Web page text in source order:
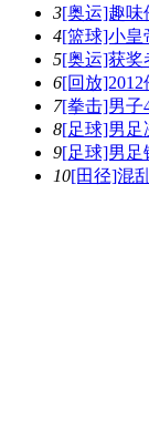
3[奥运]趣味
4[篮球]小皇
5[奥运]获奖
6[回放
7[拳击]男子
8[足球]男足
9[足球]男足
10[田径]混